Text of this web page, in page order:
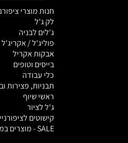
חנות מוצרי
לק ג'ל
ג'לים לבניה
פוליג'ל / אקריג'ל
אבקות אקריל
בייסים וטופים
כלי עבודה
תבניות, פצירות
ראשי שיוף
ג'ל לציור
קישוטים
SALE - מוצרים במבצע